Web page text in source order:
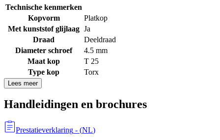
Technische kenmerken
Kopvorm
Platkop
Met kunststof glijlaag Ja
Draad
Deeldraad
Diameter schroef
4.5 mm
Maat kop
T 25
Type kop
Torx
Lees meer
Handleidingen en brochures
Prestatieverklaring - (NL)